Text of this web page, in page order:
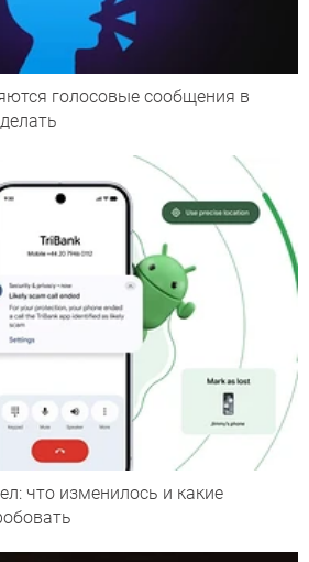
голосовые сообщения в
что изменилось и какие